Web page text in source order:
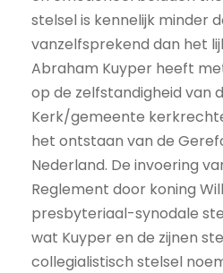
stelsel is kennelijk minder
vanzelfsprekend dan het
Abraham Kuyper heeft
op de zelfstandigheid van
Kerk/gemeente
het ontstaan van de
Nederland. De invoering
Reglement door koning
presbyteriaal-synodale
wat Kuyper en de zijnen
collegialistisch stelsel